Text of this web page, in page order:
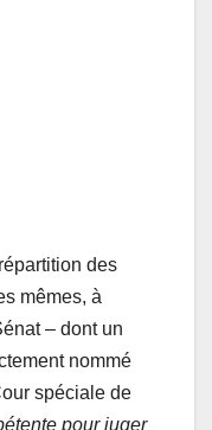
des
mêmes, à
– dont un
nommé
spéciale de
pour juger